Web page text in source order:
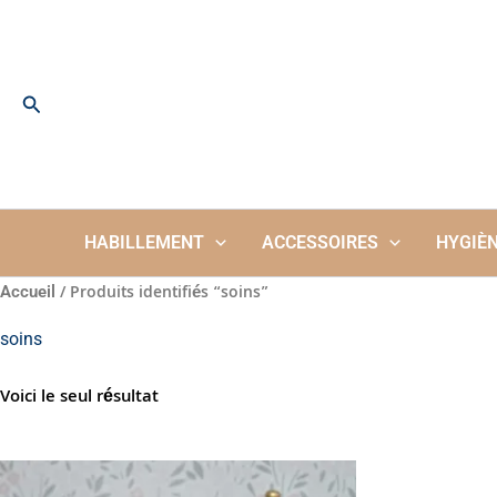
Rechercher
HABILLEMENT ACCESSOIRES
Accueil / Produits identifiés “soins”
soins
Voici le seul résultat
Plage
de
Ce